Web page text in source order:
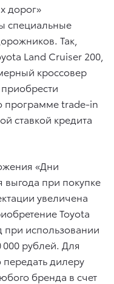
дорог»
специальные
Так,
Land Cruiser 200,
кроссовер
программе trade-in
ставкой кредита
«Дни
выгода при покупке
увеличена
Toyota
при использовании
000 рублей. Для
дилеру
бренда в cчет